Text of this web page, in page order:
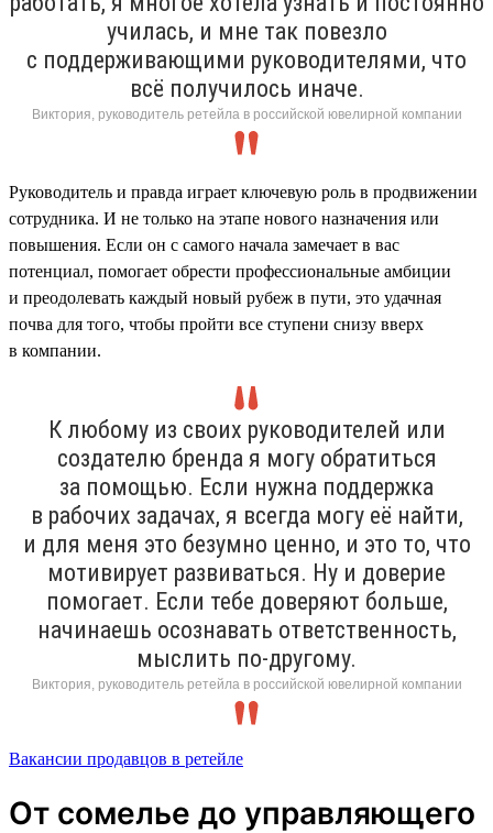
училась, и мне так повезло
с поддерживающими руководителями, что
всё получилось иначе.
Виктория, руководитель ретейла в российской ювелирной компании
Руководитель и правда играет ключевую роль в продвижении
сотрудника. И не только на этапе нового назначения или
повышения. Если он с самого начала замечает в вас
потенциал, помогает обрести профессиональные амбиции
и преодолевать каждый новый рубеж в пути, это удачная
почва для того, чтобы пройти все ступени снизу вверх
в компании.
К любому из своих руководителей или
создателю бренда я могу обратиться
за помощью. Если нужна поддержка
в рабочих задачах, я всегда могу её найти,
и для меня это безумно ценно, и это то, что
мотивирует развиваться. Ну и доверие
помогает. Если тебе доверяют больше,
начинаешь осознавать ответственность,
мыслить по-другому.
Виктория, руководитель ретейла в российской ювелирной компании
Вакансии продавцов в ретейле
От сомелье до управляющего